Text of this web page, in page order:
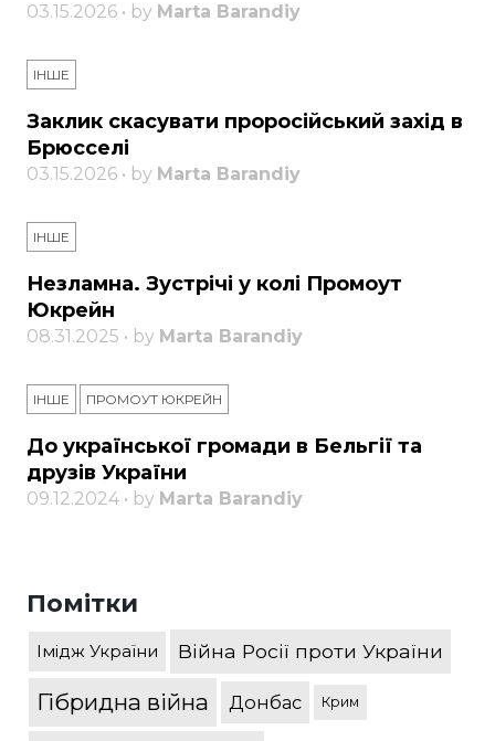
03.15.2026 • by Marta Barandiy
ІНШЕ
Заклик скасувати проросійський захід в
Брюсселі
03.15.2026 • by Marta Barandiy
ІНШЕ
Незламна. Зустрічі у колі Промоут
Юкрейн
08.31.2025 • by Marta Barandiy
ІНШЕ ПРОМОУТ ЮКРЕЙН
До української громади в Бельгії та
друзів України
09.12.2024 • by Marta Barandiy
Помітки
Імідж України Війна Росії проти України
Гібридна війна Донбас Крим